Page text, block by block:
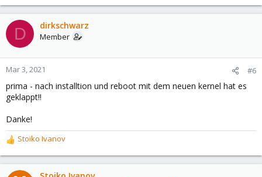
D dirkschwarz
Member
Mar 3, 2021 #6
prima - nach installtion und reboot mit dem neuen kernel hat es
geklappt!!
Danke!
R
e
a
c
Stoiko Ivanov